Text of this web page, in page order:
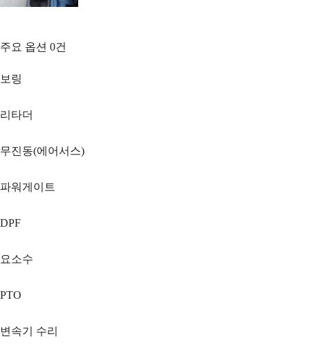
주요 옵션 0건
보링
리타더
무진동(에어서스)
파워게이트
DPF
요소수
PTO
변속기 수리